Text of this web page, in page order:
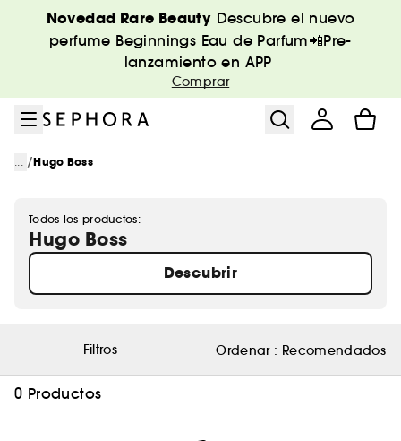
Novedad Rare Beauty Descubre el nuevo
perfume Beginnings Eau de Parfum📲Pre-
lanzamiento en APP
Comprar
... /Hugo Boss
Todos los productos:
Hugo Boss
Descubrir
Filtros Ordenar : Recomendados
0 Productos